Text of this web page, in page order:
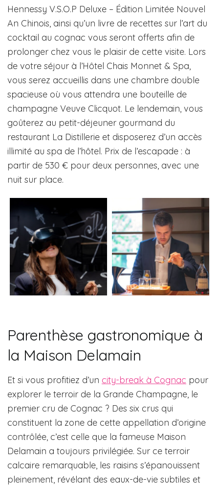
Hennessy V.S.O.P Deluxe – Édition Limitée Nouvel
An Chinois, ainsi qu’un livre de recettes sur l’art du
cocktail au cognac vous seront offerts afin de
prolonger chez vous le plaisir de cette visite. Lors
de votre séjour à l’Hôtel Chais Monnet & Spa,
vous serez accueillis dans une chambre double
spacieuse où vous attendra une bouteille de
champagne Veuve Clicquot. Le lendemain, vous
goûterez au petit-déjeuner gourmand du
restaurant La Distillerie et disposerez d’un accès
illimité au spa de l’hôtel. Prix de l’escapade : à
partir de 530 € pour deux personnes, avec une
nuit sur place.
Parenthèse gastronomique à
la Maison Delamain
Et si vous profitiez d’un city-break à Cognac pour
explorer le terroir de la Grande Champagne, le
premier cru de Cognac ? Des six crus qui
constituent la zone de cette appellation d’origine
contrôlée, c’est celle que la fameuse Maison
Delamain a toujours privilégiée. Sur ce terroir
calcaire remarquable, les raisins s’épanouissent
pleinement, révélant des eaux-de-vie subtiles et